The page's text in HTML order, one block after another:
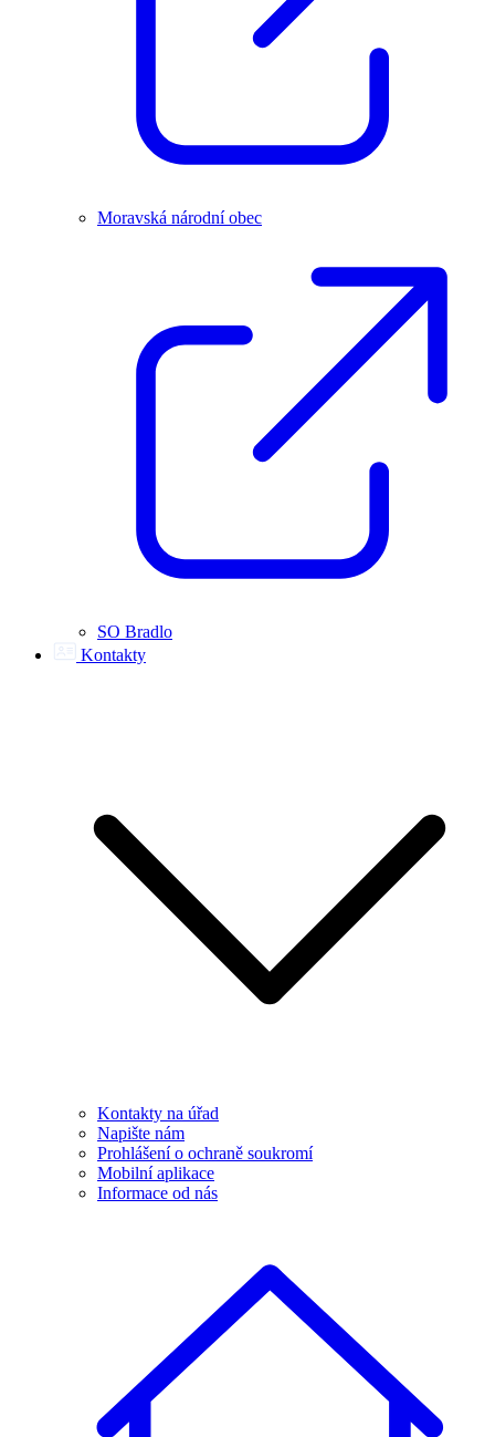
Moravská národní obec
SO Bradlo
Kontakty
Kontakty na úřad
Napište nám
Prohlášení o ochraně soukromí
Mobilní aplikace
Informace od nás